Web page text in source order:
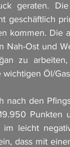
geraten.
geschäftlich
kommen. Die
Nah-Ost und
zu
nach den
Punkten
im leicht
dass mit